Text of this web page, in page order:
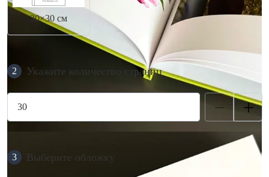
30×30 см
2 Укажите количество страниц
3 Выберите обложку